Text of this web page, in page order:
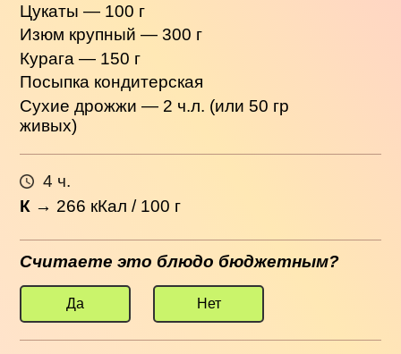
Цукаты — 100 г
Изюм крупный — 300 г
Курага — 150 г
Посыпка кондитерская
Сухие дрожжи — 2 ч.л. (или 50 гр
живых)
4 ч.
К → 266 кКал / 100 г
Считаете это блюдо бюджетным?
Да Нет